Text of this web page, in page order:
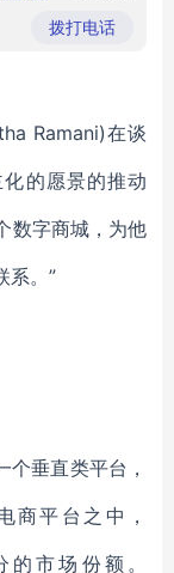
有限公司
拨打电话
Ramani)在谈
的愿景的推动
数字商城，为他
。 ”
个垂直类平台，
商平台之中，
市场份额。